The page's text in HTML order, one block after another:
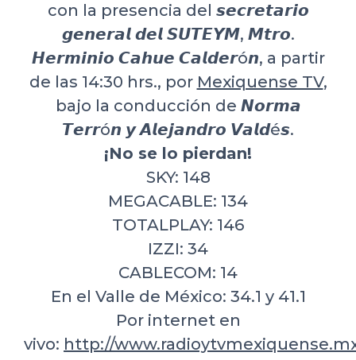
con la presencia del 𝙨𝙚𝙘𝙧𝙚𝙩𝙖𝙧𝙞𝙤
𝙜𝙚𝙣𝙚𝙧𝙖𝙡 𝙙𝙚𝙡 𝙎𝙐𝙏𝙀𝙔𝙈, 𝙈𝙩𝙧𝙤.
𝙃𝙚𝙧𝙢𝙞𝙣𝙞𝙤 𝘾𝙖𝙝𝙪𝙚 𝘾𝙖𝙡𝙙𝙚𝙧ó𝙣, a partir
de las 14:30 hrs., por Mexiquense TV,
bajo la conducción de 𝙉𝙤𝙧𝙢𝙖
𝙏𝙚𝙧𝙧ó𝙣 𝙮 𝘼𝙡𝙚𝙟𝙖𝙣𝙙𝙧𝙤 𝙑𝙖𝙡𝙙é𝙨.
¡No se lo pierdan!
SKY: 148
MEGACABLE: 134
TOTALPLAY: 146
IZZI: 34
CABLECOM: 14
En el Valle de México: 34.1 y 41.1
Por internet en
vivo: http://